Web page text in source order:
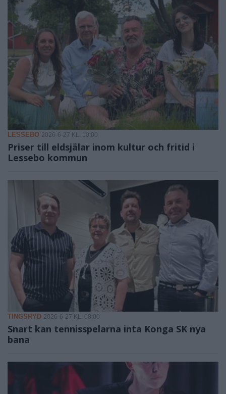
LESSEBO 2026-6-27 KL. 10:00
Priser till eldsjälar inom kultur och fritid i
Lessebo kommun
TINGSRYD 2026-6-27 KL. 08:00
Snart kan tennisspelarna inta Konga SK nya
bana